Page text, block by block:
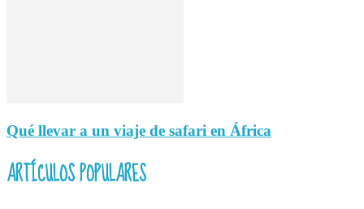
Qué llevar a un viaje de safari en África
ARTÍCULOS POPULARES